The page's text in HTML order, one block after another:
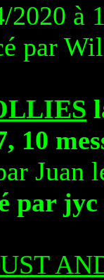
à
par
10
Juan
par jyc